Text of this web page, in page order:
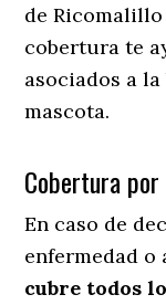
de Ricomalillo
cobertura te
asociados a
mascota.
Cobertura
En caso de
enfermedad o
cubre todos